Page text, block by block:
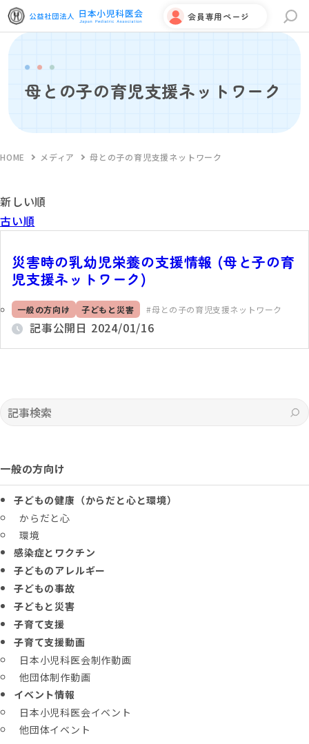
会員専用ページ
母との子の育児支援ネットワーク
HOME メディア 母との子の育児支援ネットワーク
新しい順
古い順
災害時の乳幼児栄養の支援情報 (母と子の育
児支援ネットワーク)
一般の方向け 子どもと災害 母との子の育児支援ネットワーク
記事公開日 2024/01/16
記事検索
一般の方向け
子どもの健康（からだと心と環境）
からだと心
環境
感染症とワクチン
子どものアレルギー
子どもの事故
子どもと災害
子育て支援
子育て支援動画
日本小児科医会制作動画
他団体制作動画
イベント情報
日本小児科医会イベント
他団体イベント